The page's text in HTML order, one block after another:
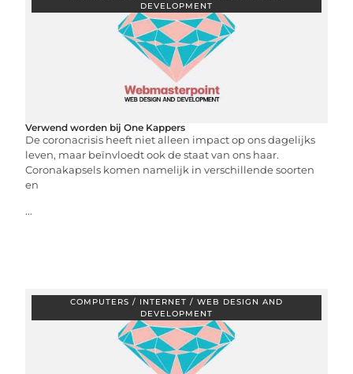
DEVELOPMENT
Verwend worden bij One Kappers
De coronacrisis heeft niet alleen impact op ons dagelijks
leven, maar beïnvloedt ook de staat van ons haar.
Coronakapsels komen namelijk in verschillende soorten
en
...
COMPUTERS / INTERNET / WEB DESIGN AND
DEVELOPMENT